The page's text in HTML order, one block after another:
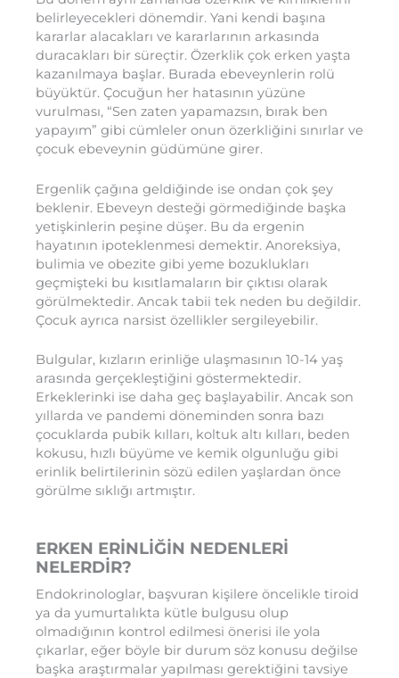
belirleyecekleri dönemdir. Yani kendi başına
kararlar alacakları ve kararlarının arkasında
duracakları bir süreçtir. Özerklik çok erken yaşta
kazanılmaya başlar. Burada ebeveynlerin rolü
büyüktür. Çocuğun her hatasının yüzüne
vurulması, “Sen zaten yapamazsın, bırak ben
yapayım” gibi cümleler onun özerkliğini sınırlar ve
çocuk ebeveynin güdümüne girer.
Ergenlik çağına geldiğinde ise ondan çok şey
beklenir. Ebeveyn desteği görmediğinde başka
yetişkinlerin peşine düşer. Bu da ergenin
hayatının ipoteklenmesi demektir. Anoreksiya,
bulimia ve obezite gibi yeme bozuklukları
geçmişteki bu kısıtlamaların bir çıktısı olarak
görülmektedir. Ancak tabii tek neden bu değildir.
Çocuk ayrıca narsist özellikler sergileyebilir.
Bulgular, kızların erinliğe ulaşmasının 10-14 yaş
arasında gerçekleştiğini göstermektedir.
Erkeklerinki ise daha geç başlayabilir. Ancak son
yıllarda ve pandemi döneminden sonra bazı
çocuklarda pubik kılları, koltuk altı kılları, beden
kokusu, hızlı büyüme ve kemik olgunluğu gibi
erinlik belirtilerinin sözü edilen yaşlardan önce
görülme sıklığı artmıştır.
ERKEN ERİNLİĞİN NEDENLERİ
NELERDİR?
Endokrinologlar, başvuran kişilere öncelikle tiroid
ya da yumurtalıkta kütle bulgusu olup
olmadığının kontrol edilmesi önerisi ile yola
çıkarlar, eğer böyle bir durum söz konusu değilse
başka araştırmalar yapılması gerektiğini tavsiye